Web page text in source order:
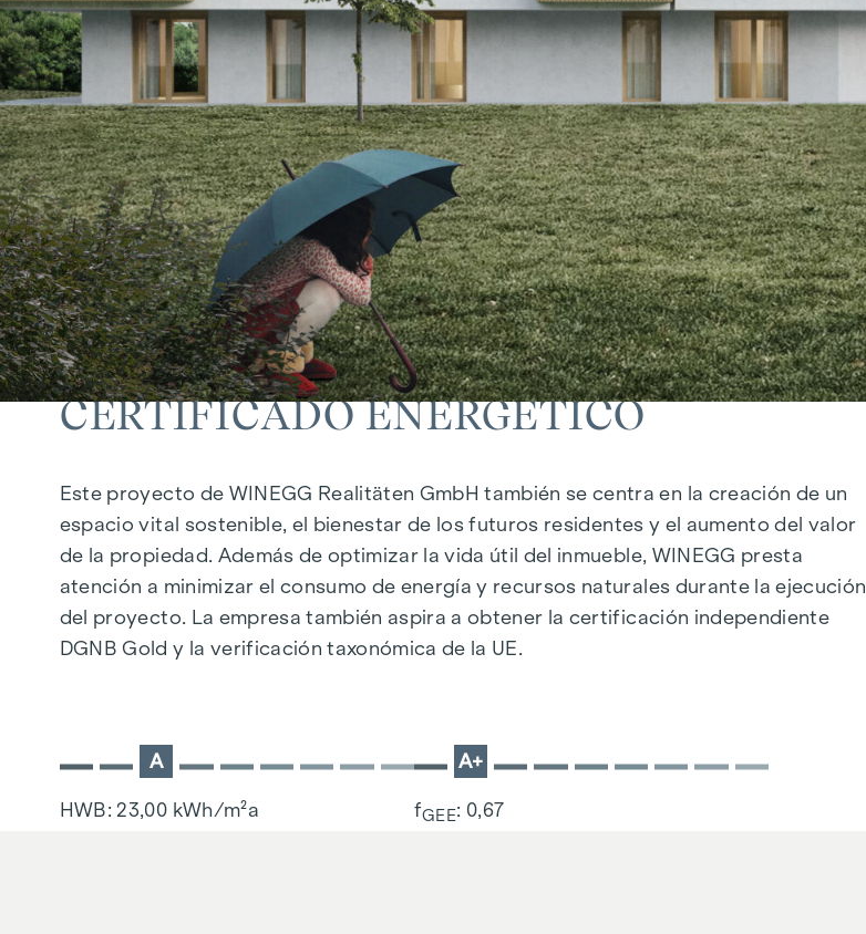
CERTIFICADO ENERGÉTICO
Este proyecto de WINEGG Realitäten GmbH también se centra en la creación de un
espacio vital sostenible, el bienestar de los futuros residentes y el aumento del valor
de la propiedad. Además de optimizar la vida útil del inmueble, WINEGG presta
atención a minimizar el consumo de energía y recursos naturales durante la ejecución
del proyecto. La empresa también aspira a obtener la certificación independiente
DGNB Gold y la verificación taxonómica de la UE.
A
HWB: 23,00 kWh/m²a
A+
fGEE: 0,67